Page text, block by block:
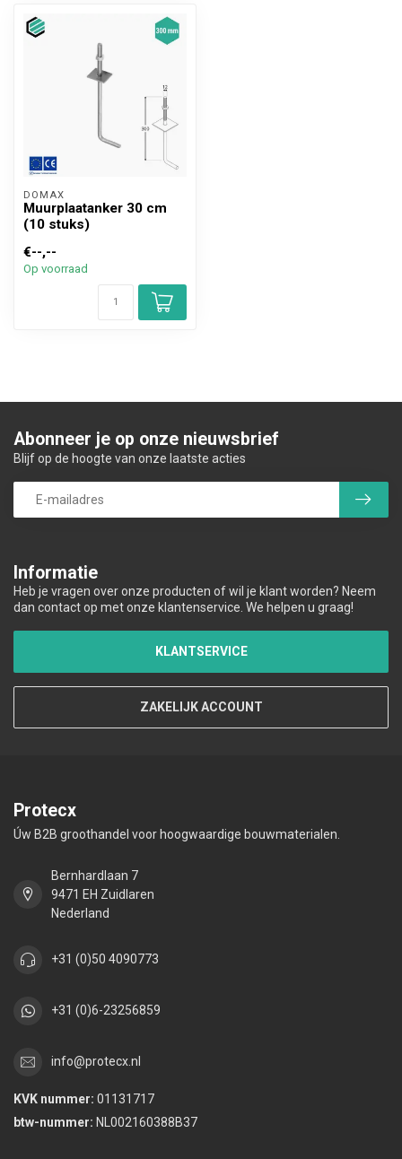
DOMAX
Muurplaatanker 30 cm
(10 stuks)
€--,--
Op voorraad
Informatie
Heb je vragen over onze producten of wil je klant worden? Neem
dan contact op met onze klantenservice. We helpen u graag!
KLANTSERVICE
ZAKELIJK ACCOUNT
Abonneer je op onze nieuwsbrief
Blijf op de hoogte van onze laatste acties
Protecx
Úw B2B groothandel voor hoogwaardige bouwmaterialen.
Bernhardlaan 7
9471 EH Zuidlaren
Nederland
+31 (0)50 4090773
+31 (0)6-23256859
info@protecx.nl
KVK nummer: 01131717
btw-nummer: NL002160388B37